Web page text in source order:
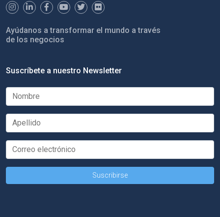
Ayúdanos a transformar el mundo a través
de los negocios
Suscríbete a nuestro Newsletter